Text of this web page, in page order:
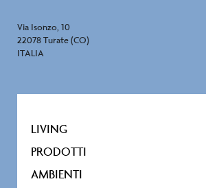
Via Isonzo, 10
22078 Turate (CO)
ITALIA
LIVING
PRODOTTI
AMBIENTI